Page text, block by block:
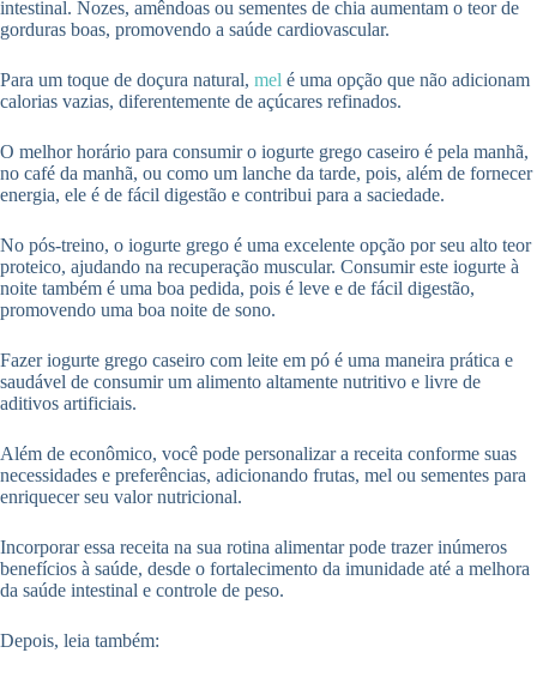
intestinal. Nozes, amêndoas ou sementes de chia aumentam o teor de
gorduras boas, promovendo a saúde cardiovascular.
Para um toque de doçura natural, mel é uma opção que não adicionam
calorias vazias, diferentemente de açúcares refinados.
O melhor horário para consumir o iogurte grego caseiro é pela manhã,
no café da manhã, ou como um lanche da tarde, pois, além de fornecer
energia, ele é de fácil digestão e contribui para a saciedade.
No pós-treino, o iogurte grego é uma excelente opção por seu alto teor
proteico, ajudando na recuperação muscular. Consumir este iogurte à
noite também é uma boa pedida, pois é leve e de fácil digestão,
promovendo uma boa noite de sono.
Fazer iogurte grego caseiro com leite em pó é uma maneira prática e
saudável de consumir um alimento altamente nutritivo e livre de
aditivos artificiais.
Além de econômico, você pode personalizar a receita conforme suas
necessidades e preferências, adicionando frutas, mel ou sementes para
enriquecer seu valor nutricional.
Incorporar essa receita na sua rotina alimentar pode trazer inúmeros
benefícios à saúde, desde o fortalecimento da imunidade até a melhora
da saúde intestinal e controle de peso.
Depois, leia também: